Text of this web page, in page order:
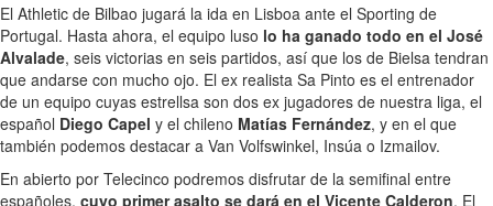
El Athletic de Bilbao jugará la ida en Lisboa ante el Sporting de
Portugal. Hasta ahora, el equipo luso lo ha ganado todo en el José
Alvalade, seis victorias en seis partidos, así que los de Bielsa tendran
que andarse con mucho ojo. El ex realista Sa Pinto es el entrenador
de un equipo cuyas estrellsa son dos ex jugadores de nuestra liga, el
español Diego Capel y el chileno Matías Fernández, y en el que
también podemos destacar a Van Volfswinkel, Insúa o Izmailov.
En abierto por Telecinco podremos disfrutar de la semifinal entre
españoles, cuyo primer asalto se dará en el Vicente Calderon. El